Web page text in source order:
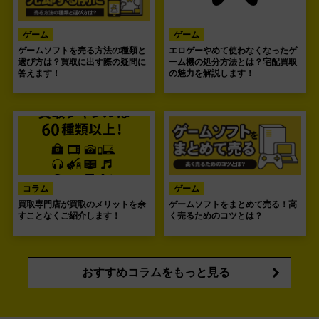
ゲーム
ゲームソフトを売る方法の種類と
選び方は？買取に出す際の疑問に
答えます！
ゲーム
エロゲーやめて使わなくなったゲ
ーム機の処分方法とは？宅配買取
の魅力を解説します！
コラム
買取専門店が買取のメリットを余
すことなくご紹介します！
ゲーム
ゲームソフトをまとめて売る！高
く売るためのコツとは？
おすすめコラムをもっと見る